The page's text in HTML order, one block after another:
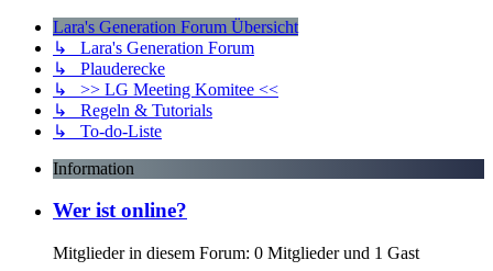
Lara's Generation Forum Übersicht
↳ Lara's Generation Forum
↳ Plauderecke
↳ >> LG Meeting Komitee <<
↳ Regeln & Tutorials
↳ To-do-Liste
Information
Wer ist online?
Mitglieder in diesem Forum: 0 Mitglieder und 1 Gast